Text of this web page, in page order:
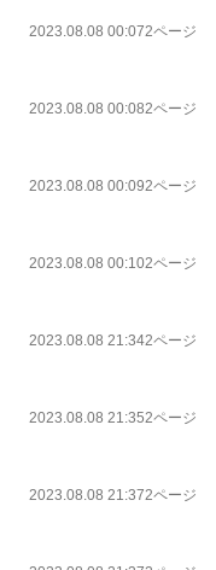
2023.08.08 00:072ページ
2023.08.08 00:082ページ
2023.08.08 00:092ページ
2023.08.08 00:102ページ
2023.08.08 21:342ページ
2023.08.08 21:352ページ
2023.08.08 21:372ページ